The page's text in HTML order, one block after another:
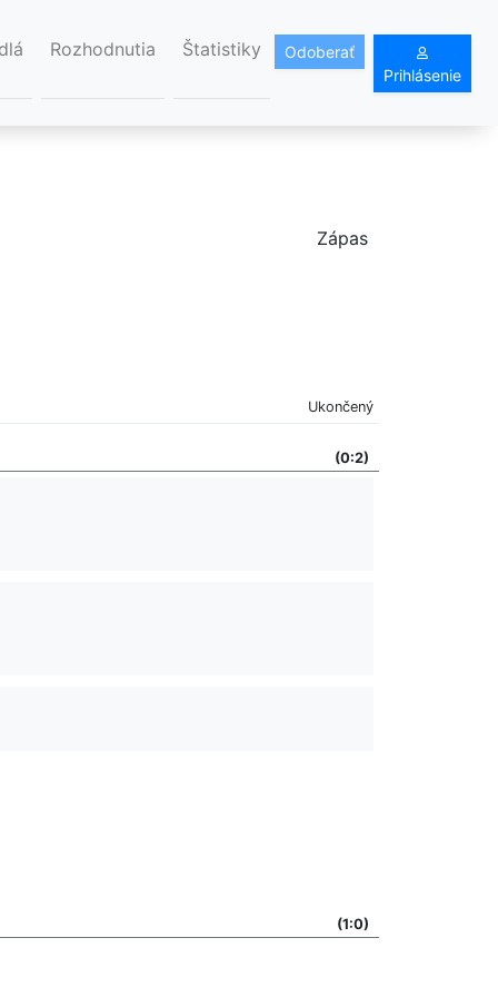
Rozhodnutia Štatistiky
Odoberať
Prihlásenie
Zápas
Ukončený
(0:2)
(1:0)